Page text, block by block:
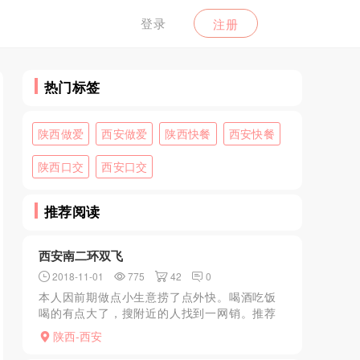
登录 注册
热门标签
陕西做爱 西安做爱 陕西快餐 西安快餐
陕西口交 西安口交
推荐阅读
西安南二环双飞
2018-11-01 775 42 0
本人因前期做点小生意捞了点外快。喝酒吃饭
喝的有点大了，搜附近的人找到一网销。推荐
活动价298消费。走到楼下四处查查，发现楼下
就是公安局，暗想老板后台果然够硬。随上楼6
陕西-西安